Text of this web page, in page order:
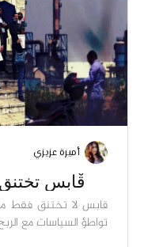
أميرة عزيزي
قْابس
قابس لا تختنق فقط
تواطؤ السياسات مع